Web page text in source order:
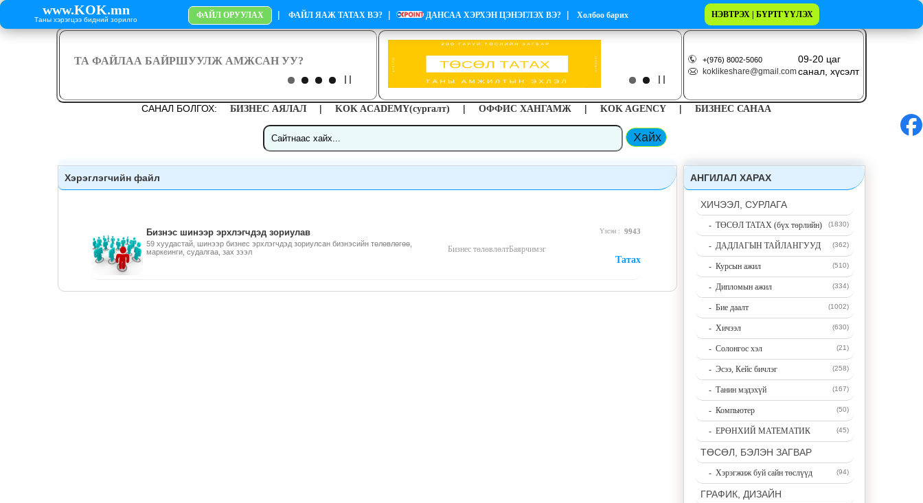
НЭВТРЭХ | БҮРТГҮҮЛЭХ
www.KOK.mn
Таны хэрэгцээ бидний зорилго ФАЙЛ ОРУУЛАХ | ФАЙЛ ЯАЖ ТАТАХ ВЭ?| ДАНСАА ХЭРХЭН ЦЭНЭГЛЭХ ВЭ?| Холбоо барих
+(976) 8002-5060 09-20 цаг
koklikeshare@gmail.comсанал, хүсэлт
САНАЛ БОЛГОХ: БИЗНЕС АЯЛАЛ | KOK ACADEMY(сургалт) | ОФФИС ХАНГАМЖ | KOK AGENCY | БИЗНЕС САНАА
Хэрэглэгчийн файл
Бизнэс шинээр эрхлэгчдэд зориулав Үзсэн : 9943
59 хуудастай, шинээр бизнес эрхлэгчдэд зориулсан бизнэсийн төлөвлөгөө,
маркеинги, судалгаа, зах зээл
Бизнес төлөвлөлтБаярчимэг
Татах
АНГИЛАЛ ХАРАХ
ХИЧЭЭЛ, СУРЛАГА
- ТӨСӨЛ ТАТАХ (бүх төрлийн) (1830)
- ДАДЛАГЫН ТАЙЛАНГУУД (362)
- Курсын ажил (510)
- Дипломын ажил (334)
- Бие даалт (1002)
- Хичээл (630)
- Солонгос хэл (21)
- Эсээ, Кейс бичлэг (258)
- Танин мэдэхүй (167)
- Компьютер (50)
- ЕРӨНХИЙ МАТЕМАТИК (45)
ТӨСӨЛ, БЭЛЭН ЗАГВАР
- Хэрэгжиж буй сайн төслүүд (94)
ГРАФИК, ДИЗАЙН